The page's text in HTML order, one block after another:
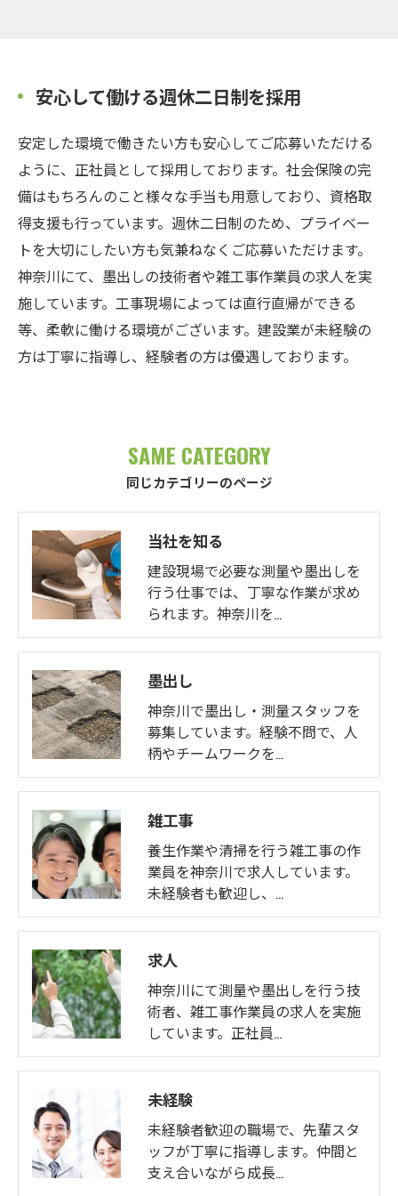
安心して働ける週休二日制を採用
安定した環境で働きたい方も安心してご応募いただける
ように、正社員として採用しております。社会保険の完
備はもちろんのこと様々な手当も用意しており、資格取
得支援も行っています。週休二日制のため、プライベー
トを大切にしたい方も気兼ねなくご応募いただけます。
神奈川にて、墨出しの技術者や雑工事作業員の求人を実
施しています。工事現場によっては直行直帰ができる
等、柔軟に働ける環境がございます。建設業が未経験の
方は丁寧に指導し、経験者の方は優遇しております。
同じカテゴリーのページ
SAME CATEGORY
当社を知る
建設現場で必要な測量や墨出しを
行う仕事では、丁寧な作業が求め
られます。神奈川を…
墨出し
神奈川で墨出し・測量スタッフを
募集しています。経験不問で、人
柄やチームワークを…
雑工事
養生作業や清掃を行う雑工事の作
業員を神奈川で求人しています。
未経験者も歓迎し、…
求人
神奈川にて測量や墨出しを行う技
術者、雑工事作業員の求人を実施
しています。正社員…
未経験
未経験者歓迎の職場で、先輩スタ
ッフが丁寧に指導します。仲間と
支え合いながら成長…
お問い合わせはこちら